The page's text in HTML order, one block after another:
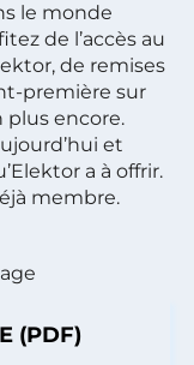
le monde
de l’accès au
de remises
première sur
plus encore.
et
a à offrir.
membre.
(PDF)